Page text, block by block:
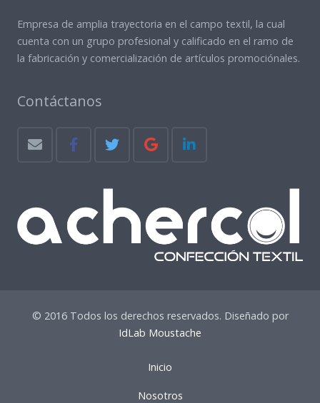
Empresa de amplia trayectoria en el campo textil, la cual
cuenta con un grupo profesional y calificado en el ramo de
la fabricación y comercialización de artículos promociónales.
Contáctanos
© 2016 Todos los derechos reservados. Diseñado por
IdLab Moustache
Inicio
Nosotros